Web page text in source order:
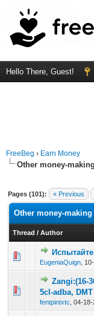
Hello There, Guest!
FreeBeg › Earn Money
Other money-
Pages (101): « Previous
Other money-making
Thread / Author
EugeniaQuign
0
Zangi:(16-
5cl-adba, DMT
fentpintxtc 04-18-
0